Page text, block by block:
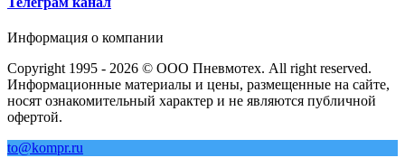
Информация о компании
Copyright 1995 - 2026 © ООО Пневмотех. All right reserved.
Информационные материалы и цены, размещенные на сайте,
носят ознакомительный характер и не являются публичной
офертой.
to@kompr.ru